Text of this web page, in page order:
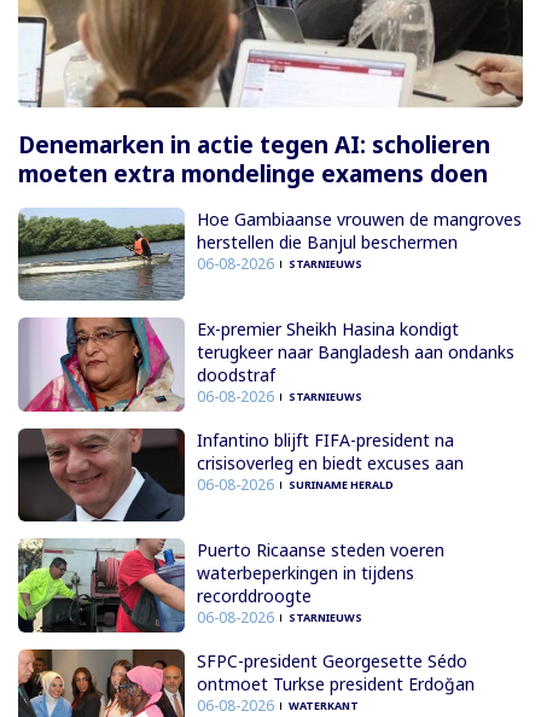
Denemarken in actie tegen AI: scholieren
moeten extra mondelinge examens doen
Hoe Gambiaanse vrouwen de mangroves
herstellen die Banjul beschermen
06-08-2026 STARNIEUWS
Ex-premier Sheikh Hasina kondigt
terugkeer naar Bangladesh aan ondanks
doodstraf
06-08-2026 STARNIEUWS
Infantino blijft FIFA-president na
crisisoverleg en biedt excuses aan
06-08-2026 SURINAME HERALD
Puerto Ricaanse steden voeren
waterbeperkingen in tijdens
recorddroogte
06-08-2026 STARNIEUWS
SFPC-president Georgesette Sédo
ontmoet Turkse president Erdoğan
06-08-2026 WATERKANT